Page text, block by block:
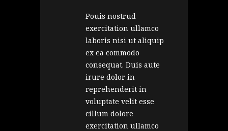
Pouis nostrud
exercitation ullamco
laboris nisi ut aliquip
ex ea commodo
consequat. Duis aute
irure dolor in
reprehenderit in
voluptate velit esse
cillum dolore
exercitation ullamco